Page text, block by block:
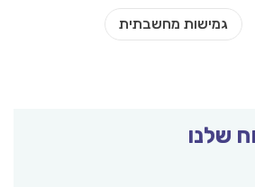
שלנו